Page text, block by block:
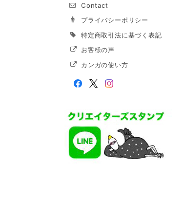
Contact
プライバシーポリシー
特定商取引法に基づく表記
お客様の声
カンガの使い方